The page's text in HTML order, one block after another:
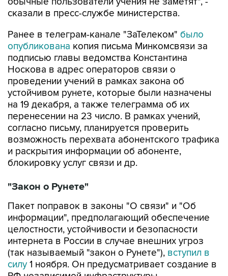
сказали в пресс-службе министерства.
Ранее в телеграм-канале "ЗаТелеком" было
опубликована копия письма Минкомсвязи за
подписью главы ведомства Константина
Носкова в адрес операторов связи о
проведении учений в рамках закона об
устойчивом рунете, которые были назначены
на 19 декабря, а также телеграмма об их
перенесении на 23 число. В рамках учений,
согласно письму, планируется проверить
возможность перехвата абонентского трафика
и раскрытия информации об абоненте,
блокировку услуг связи и др.
"Закон о Рунете"
Пакет поправок в законы "О связи" и "Об
информации", предполагающий обеспечение
целостности, устойчивости и безопасности
интернета в России в случае внешних угроз
(так называемый "закон о Рунете"), вступил в
силу 1 ноября. Он предусматривает создание в